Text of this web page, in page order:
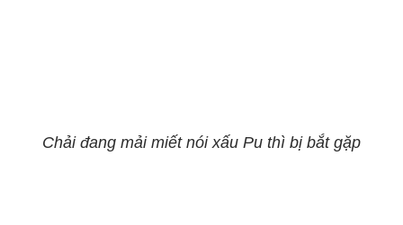
Chải đang mải miết nói xấu Pu thì bị bắt gặp